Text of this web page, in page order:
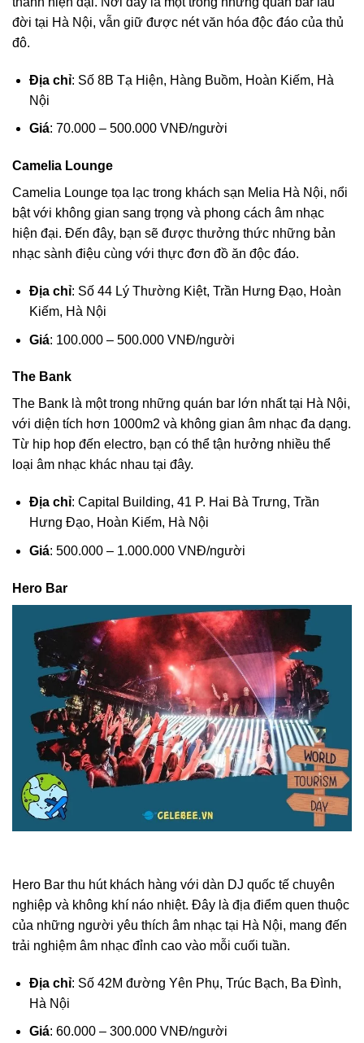
đời tại Hà Nội, vẫn giữ được nét văn hóa độc đáo của thủ
đô.
Địa chỉ: Số 8B Tạ Hiện, Hàng Buồm, Hoàn Kiếm, Hà
Nội
Giá: 70.000 – 500.000 VNĐ/người
Camelia Lounge
Camelia Lounge tọa lạc trong khách sạn Melia Hà Nội, nổi
bật với không gian sang trọng và phong cách âm nhạc
hiện đại. Đến đây, bạn sẽ được thưởng thức những bản
nhạc sành điệu cùng với thực đơn đồ ăn độc đáo.
Địa chỉ: Số 44 Lý Thường Kiệt, Trần Hưng Đạo, Hoàn
Kiếm, Hà Nội
Giá: 100.000 – 500.000 VNĐ/người
The Bank
The Bank là một trong những quán bar lớn nhất tại Hà Nội,
với diện tích hơn 1000m2 và không gian âm nhạc đa dạng.
Từ hip hop đến electro, bạn có thể tận hưởng nhiều thể
loại âm nhạc khác nhau tại đây.
Địa chỉ: Capital Building, 41 P. Hai Bà Trưng, Trần
Hưng Đạo, Hoàn Kiếm, Hà Nội
Giá: 500.000 – 1.000.000 VNĐ/người
Hero Bar
Hero Bar thu hút khách hàng với dàn DJ quốc tế chuyên
nghiệp và không khí náo nhiệt. Đây là địa điểm quen thuộc
của những người yêu thích âm nhạc tại Hà Nội, mang đến
trải nghiệm âm nhạc đỉnh cao vào mỗi cuối tuần.
Địa chỉ: Số 42M đường Yên Phụ, Trúc Bạch, Ba Đình,
Hà Nội
Giá: 60.000 – 300.000 VNĐ/người